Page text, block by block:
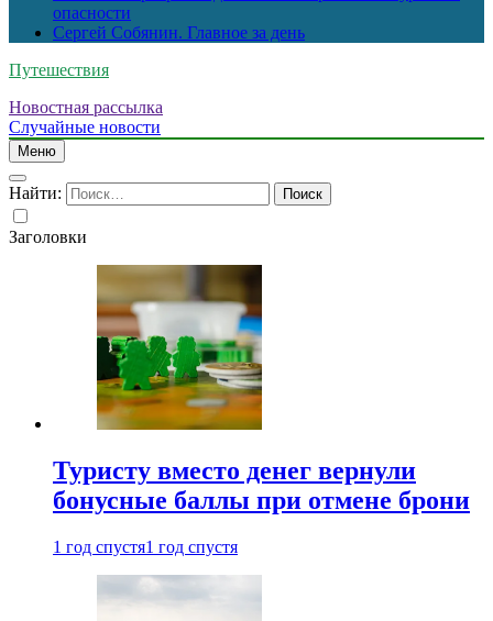
опасности
Сергей Собянин. Главное за день
Путешествия
Новостная рассылка
Случайные новости
Меню
Найти:
Заголовки
Туристу вместо денег вернули
бонусные баллы при отмене брони
1 год спустя1 год спустя